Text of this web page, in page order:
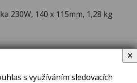
230W, 140 x 115mm, 1,28 kg
s využíváním sledovacích
✕